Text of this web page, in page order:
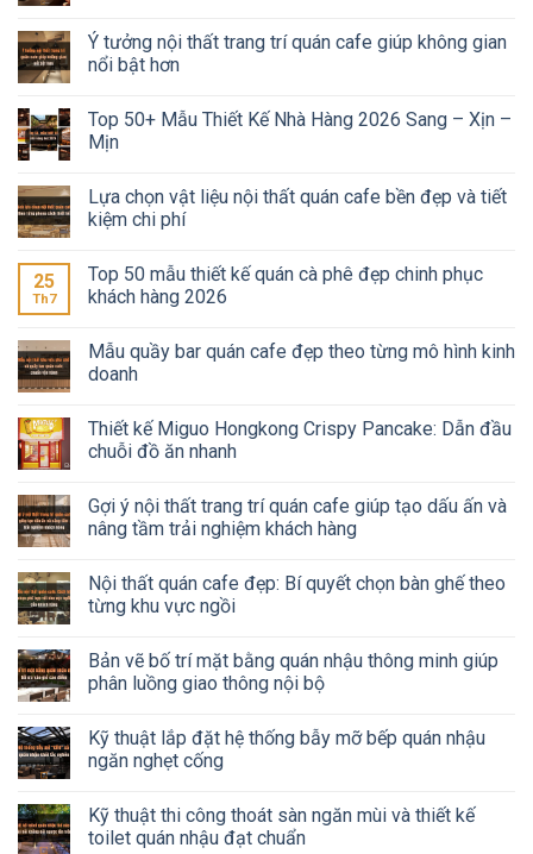
Ý tưởng nội thất trang trí quán cafe giúp không gian
nổi bật hơn
Top 50+ Mẫu Thiết Kế Nhà Hàng 2026 Sang – Xịn –
Mịn
Lựa chọn vật liệu nội thất quán cafe bền đẹp và tiết
kiệm chi phí
25
Th7
Top 50 mẫu thiết kế quán cà phê đẹp chinh phục
khách hàng 2026
Mẫu quầy bar quán cafe đẹp theo từng mô hình kinh
doanh
Thiết kế Miguo Hongkong Crispy Pancake: Dẫn đầu
chuỗi đồ ăn nhanh
Gợi ý nội thất trang trí quán cafe giúp tạo dấu ấn và
nâng tầm trải nghiệm khách hàng
Nội thất quán cafe đẹp: Bí quyết chọn bàn ghế theo
từng khu vực ngồi
Bản vẽ bố trí mặt bằng quán nhậu thông minh giúp
phân luồng giao thông nội bộ
Kỹ thuật lắp đặt hệ thống bẫy mỡ bếp quán nhậu
ngăn nghẹt cống
Kỹ thuật thi công thoát sàn ngăn mùi và thiết kế
toilet quán nhậu đạt chuẩn